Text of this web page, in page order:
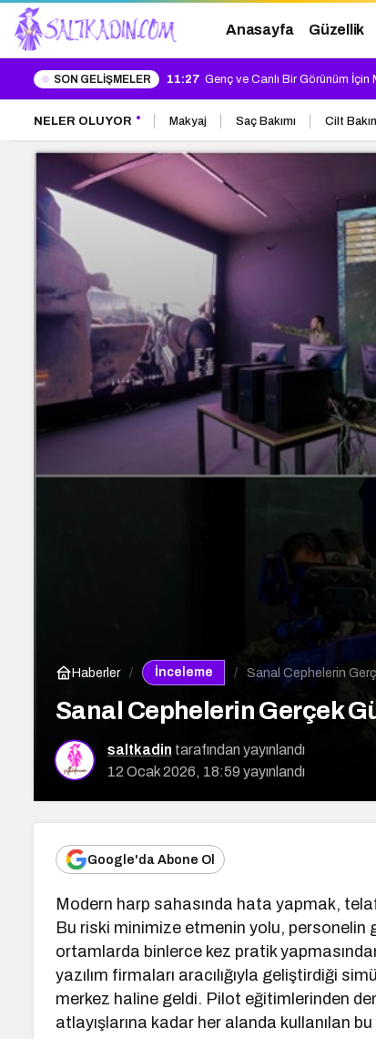
Anasayfa Güzellik
SON GELIŞMELER 11:27 Genç ve Canlı Bir Görünüm
NELER OLUYOR Makyaj Saç Bakımı Cilt
Haberler İnceleme Sanal Cephelerin
Sanal Cephelerin Gerçek
saltkadin tarafından yayınlandı
12 Ocak 2026, 18:59 yayınlandı
Google'da Abone Ol
Modern harp sahasında hata yapmak,
Bu riski minimize etmenin yolu, personelin
ortamlarda binlerce kez pratik
yazılım firmaları aracılığıyla geliştirdiği
merkez haline geldi. Pilot eğitimlerinden
atlayışlarına kadar her alanda kullanılan